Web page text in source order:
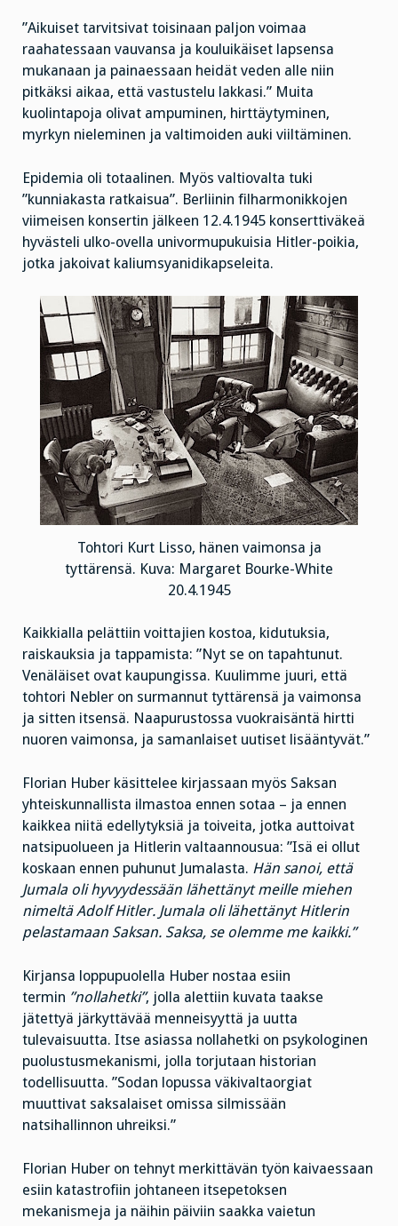
”Aikuiset tarvitsivat toisinaan paljon voimaa
raahatessaan vauvansa ja kouluikäiset lapsensa
mukanaan ja painaessaan heidät veden alle niin
pitkäksi aikaa, että vastustelu lakkasi.” Muita
kuolintapoja olivat ampuminen, hirttäytyminen,
myrkyn nieleminen ja valtimoiden auki viiltäminen.
Epidemia oli totaalinen. Myös valtiovalta tuki
”kunniakasta ratkaisua”. Berliinin filharmonikkojen
viimeisen konsertin jälkeen 12.4.1945 konserttiväkeä
hyvästeli ulko-ovella univormupukuisia Hitler-poikia,
jotka jakoivat kaliumsyanidikapseleita.
Tohtori Kurt Lisso, hänen vaimonsa ja
tyttärensä. Kuva: Margaret Bourke-White
20.4.1945
Kaikkialla pelättiin voittajien kostoa, kidutuksia,
raiskauksia ja tappamista: ”Nyt se on tapahtunut.
Venäläiset ovat kaupungissa. Kuulimme juuri, että
tohtori Nebler on surmannut tyttärensä ja vaimonsa
ja sitten itsensä. Naapurustossa vuokraisäntä hirtti
nuoren vaimonsa, ja samanlaiset uutiset lisääntyvät.”
Florian Huber käsittelee kirjassaan myös Saksan
yhteiskunnallista ilmastoa ennen sotaa – ja ennen
kaikkea niitä edellytyksiä ja toiveita, jotka auttoivat
natsipuolueen ja Hitlerin valtaannousua: ”Isä ei ollut
koskaan ennen puhunut Jumalasta. Hän sanoi, että
Jumala oli hyvyydessään lähettänyt meille miehen
nimeltä Adolf Hitler. Jumala oli lähettänyt Hitlerin
pelastamaan Saksan. Saksa, se olemme me kaikki.”
Kirjansa loppupuolella Huber nostaa esiin
termin ”nollahetki”, jolla alettiin kuvata taakse
jätettyä järkyttävää menneisyyttä ja uutta
tulevaisuutta. Itse asiassa nollahetki on psykologinen
puolustusmekanismi, jolla torjutaan historian
todellisuutta. ”Sodan lopussa väkivaltaorgiat
muuttivat saksalaiset omissa silmissään
natsihallinnon uhreiksi.”
Florian Huber on tehnyt merkittävän työn kaivaessaan
esiin katastrofiin johtaneen itsepetoksen
mekanismeja ja näihin päiviin saakka vaietun